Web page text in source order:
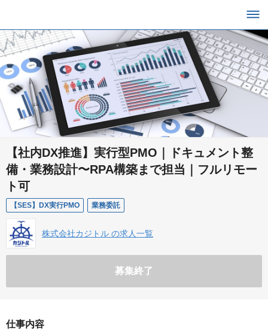
【社内DX推進】実行型PMO｜ドキュメント整
備・業務設計〜RPA構築まで担当｜フルリモー
ト可
【SES】DX実行PMO 業務委託
株式会社カジトル の求人一覧
募集終了
仕事内容